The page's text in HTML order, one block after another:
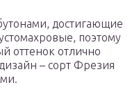
достигающие
поэтому
оттенок отлично
– сорт Фрезия